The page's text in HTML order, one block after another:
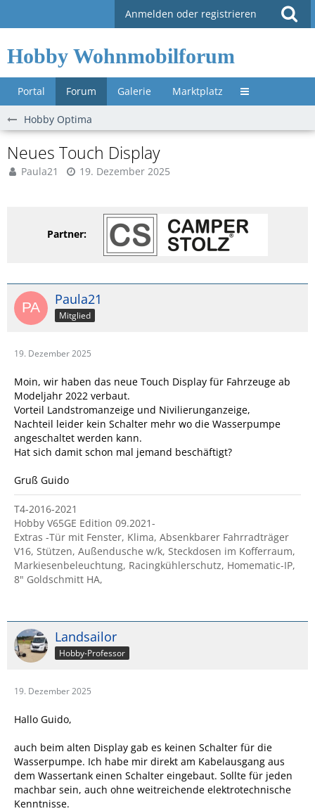
Anmelden oder registrieren
Hobby Wohnmobilforum
Portal Forum Galerie Marktplatz Untermenü »
Hobby Optima
Neues Touch Display
Paula21 19. Dezember 2025
Partner:
Paula21
Mitglied
19. Dezember 2025
Moin, wir haben das neue Touch Display für Fahrzeuge ab
Modeljahr 2022 verbaut.
Vorteil Landstromanzeige und Nivilierunganzeige,
Nachteil leider kein Schalter mehr wo die Wasserpumpe
angeschaltet werden kann.
Hat sich damit schon mal jemand beschäftigt?
Gruß Guido
T4-2016-2021
Hobby V65GE Edition 09.2021-
Extras -Tür mit Fenster, Klima, Absenkbarer Fahrradträger
V16, Stützen, Außendusche w/k, Steckdosen im Kofferraum,
Markiesenbeleuchtung, Racingkühlerschutz, Homematic-IP,
8" Goldschmitt HA,
Landsailor
Hobby-Professor
19. Dezember 2025
Hallo Guido,
auch beim alten Display gab es keinen Schalter für die
Wasserpumpe. Ich habe mir direkt am Kabelausgang aus
dem Wassertank einen Schalter eingebaut. Sollte für jeden
machbar sein, auch ohne weitreichende elektrotechnische
Kenntnisse.